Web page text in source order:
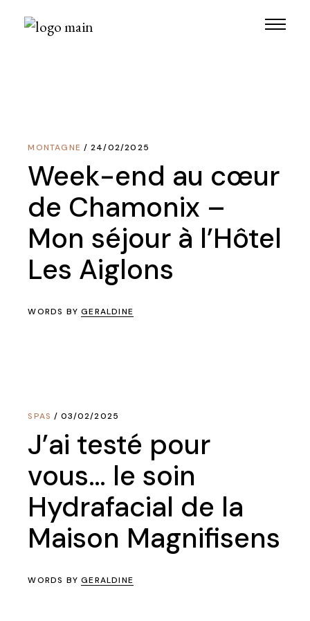
MONTAGNE 24/02/2025
Week-end au cœur
de Chamonix –
Mon séjour à l’Hôtel
Les Aiglons
WORDS BYGERALDINE
SPAS 03/02/2025
J’ai testé pour
vous… le soin
Hydrafacial de la
Maison Magnifisens
WORDS BYGERALDINE